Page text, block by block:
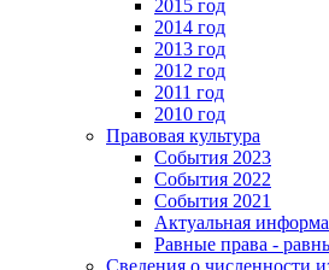
2015 год
2014 год
2013 год
2012 год
2011 год
2010 год
Правовая культура
События 2023
События 2022
События 2021
Актуальная
Равные права -
Сведения о численности